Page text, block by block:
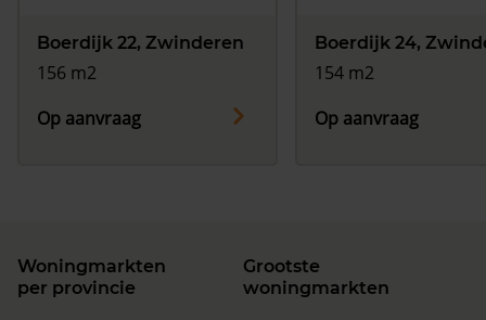
Boerdijk 22, Zwinderen
156 m2
Op aanvraag
Boerdijk 24,
154 m2
Op aanvraag
Woningmarkten
per provincie
Grootste
woningmarkten